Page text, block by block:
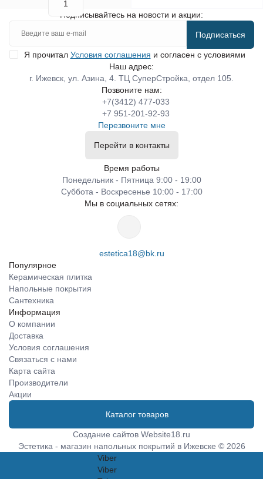
Подписывайтесь на новости и акции:
Подписаться
Я прочитал Условия соглашения и согласен с условиями
Наш адрес:
г. Ижевск, ул. Азина, 4. ТЦ СуперСтройка, отдел 105.
Позвоните нам:
+7(3412) 477-033
+7 951-201-92-93
Перезвоните мне
Перейти в контакты
Время работы
Понедельник - Пятница 9:00 - 19:00
Суббота - Воскресенье 10:00 - 17:00
Мы в социальных сетях:
estetica18@bk.ru
Популярное
Керамическая плитка
Напольные покрытия
Сантехника
Информация
О компании
Доставка
Условия соглашения
Связаться с нами
Карта сайта
Производители
Акции
Каталог товаров
Создание сайтов Website18.ru
Эстетика - магазин напольных покрытий в Ижевске © 2026
Viber
Viber